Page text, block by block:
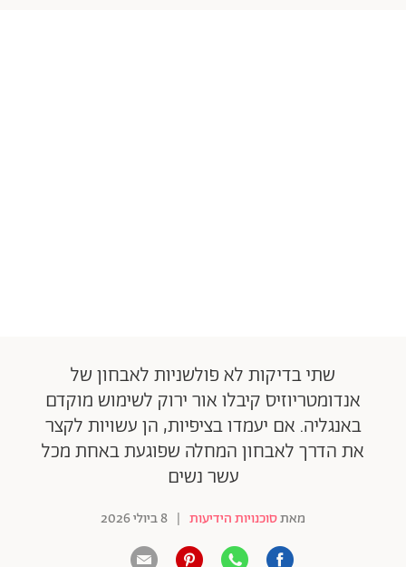
שתי בדיקות לא פולשניות לאבחון של
אנדומטריוזיס קיבלו אור ירוק לשימוש מוקדם
באנגליה. אם יעמדו בציפיות, הן עשויות לקצר
את הדרך לאבחון המחלה שפוגעת באחת מכל
עשר נשים
מאתסוכנויות הידיעות | 8 ביולי 2026